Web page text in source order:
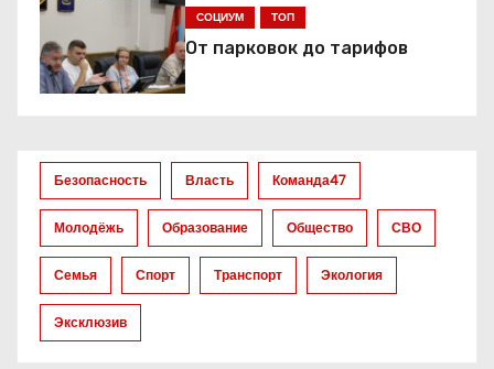
я
п
з
а
п
и
с
СОЦИУМ ТОП
От парковок до тарифов
Безопасность Власть Команда47
Молодёжь Образование Общество СВО
Семья Спорт Транспорт Экология
Эксклюзив